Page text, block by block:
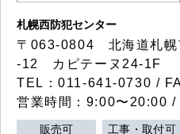
札幌西防犯センター
〒063-0804 北海道札幌
-12 カピテーヌ24-1F
TEL：011-641-0730 /
営業時間：9:00〜20:00 /
販売可 工事・取付可